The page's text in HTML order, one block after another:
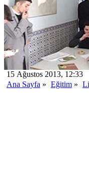
15 Ağustos 2013, 12:33
Ana Sayfa » Eğitim »